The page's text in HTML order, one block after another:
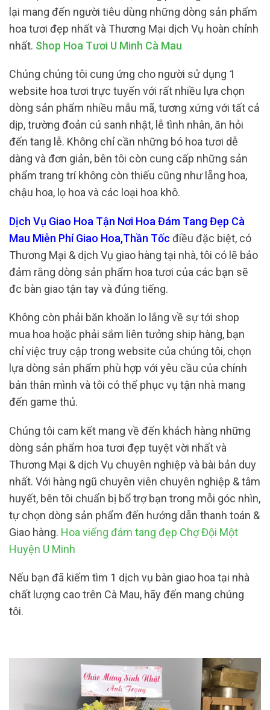
lại mang đến người tiêu dùng những dòng sản phẩm
hoa tươi đẹp nhất và Thương Mại dịch Vụ hoàn chỉnh
nhất. Shop Hoa Tươi U Minh Cà Mau
Chúng chúng tôi cung ứng cho người sử dụng 1
website hoa tươi trực tuyến với rất nhiều lựa chọn
dòng sản phẩm nhiều mẫu mã, tương xứng với tất cả
dịp, trường đoản cú sanh nhật, lễ tình nhân, ăn hỏi
đến tang lễ. Không chỉ cần những bó hoa tươi dễ
dàng và đơn giản, bên tôi còn cung cấp những sản
phẩm trang trí không còn thiếu cũng như lẵng hoa,
chậu hoa, lọ hoa và các loại hoa khô.
Dịch Vụ Giao Hoa Tận Nơi Hoa Đám Tang Đẹp Cà
Mau Miễn Phí Giao Hoa,Thần Tốc điều đặc biệt, có
Thương Mại & dịch Vụ giao hàng tại nhà, tôi có lẽ bảo
đảm rằng dòng sản phẩm hoa tươi của các bạn sẽ
đc bàn giao tận tay và đúng tiếng.
Không còn phải băn khoăn lo lắng về sự tới shop
mua hoa hoặc phải sắm liên tưởng ship hàng, bạn
chỉ việc truy cập trong website của chúng tôi, chọn
lựa dòng sản phẩm phù hợp với yêu cầu của chính
bản thân mình và tôi có thể phục vụ tận nhà mang
đến game thủ.
Chúng tôi cam kết mang về đến khách hàng những
dòng sản phẩm hoa tươi đẹp tuyệt vời nhất và
Thương Mại & dịch Vụ chuyên nghiệp và bài bản duy
nhất. Với hàng ngũ chuyên viên chuyên nghiệp & tâm
huyết, bên tôi chuẩn bị bổ trợ bạn trong mỗi góc nhìn,
tự chọn dòng sản phẩm đến hướng dẫn thanh toán &
Giao hàng. Hoa viếng đám tang đẹp Chợ Đội Một
Huyện U Minh
Nếu bạn đã kiếm tìm 1 dịch vụ bàn giao hoa tại nhà
chất lượng cao trên Cà Mau, hãy đến mang chúng
tôi.